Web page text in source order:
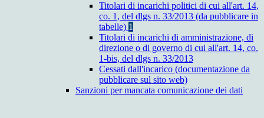
Titolari di incarichi politici di cui all'art. 14,
co. 1, del dlgs n. 33/2013 (da pubblicare in
tabelle) 1
Titolari di incarichi di amministrazione, di
direzione o di governo di cui all'art. 14, co.
1-bis, del dlgs n. 33/2013
Cessati dall'incarico (documentazione da
pubblicare sul sito web)
Sanzioni per mancata comunicazione dei dati